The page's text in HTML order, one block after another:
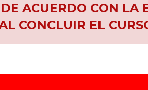
ACUERDO CON LA
CONCLUIR EL